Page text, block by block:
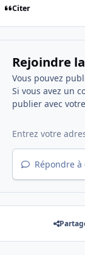
Citer
Rejoindre
Vous pouvez
Si vous avez un
publier avec
Répondre